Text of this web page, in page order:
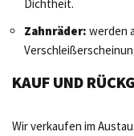
Dichtheit.
Zahnräder: werden
KAUF UND
Wir verkaufen im